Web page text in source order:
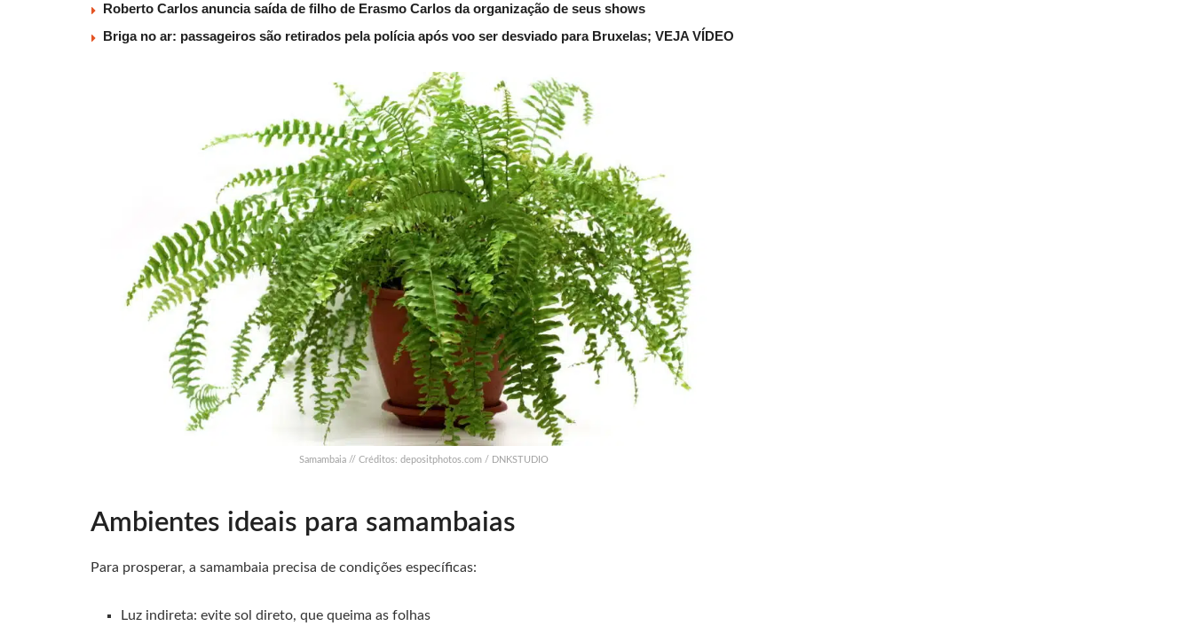
Roberto Carlos anuncia saída de filho de Erasmo Carlos da organização de seus shows
Briga no ar: passageiros são retirados pela polícia após voo ser desviado para Bruxelas; VEJA VÍDEO
Samambaia // Créditos: depositphotos.com / DNKSTUDIO
Ambientes ideais para samambaias
Para prosperar, a samambaia precisa de condições específicas:
Luz indireta: evite sol direto, que queima as folhas